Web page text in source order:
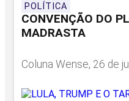
POLÍTICA
CONVENÇÃO DO
MADRASTA
Coluna Wense, 26 de